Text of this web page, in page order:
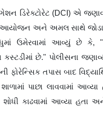
ડિરેક્ટોરેટ (DCI) એ
આયોજન અને અમલ સાથે
વધુમાં ઉમેરવામાં આવ્યું છે
છે." પોલીસના
ફોરેન્સિક તપાસ બાદ
પાછા લાવવામાં
શોધી કાઢવામાં આવ્યા હતા